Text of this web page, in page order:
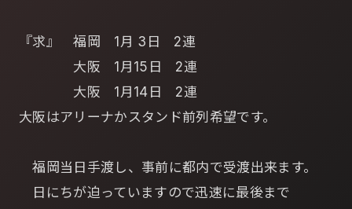
『求』 福岡 1月 3日 2連
大阪 1月15日 2連
大阪 1月14日 2連
大阪はアリーナかスタンド前列希望です。
福岡当日手渡し、事前に都内で受渡出来ます。
日にちが迫っていますので迅速に最後まで